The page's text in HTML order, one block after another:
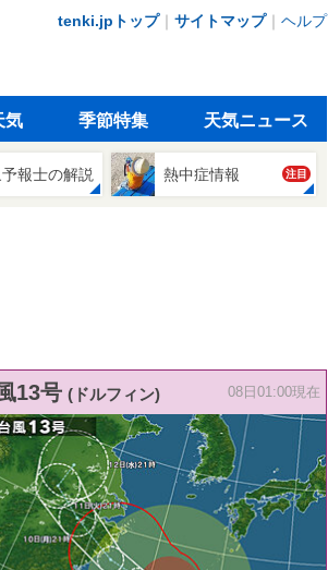
tenki.jpトップ｜ サイトマップ｜ ヘルプ
気 季節特集 天気ニュース
報士の解説 熱中症情報 注目
13号 (ドルフィン) 08日01:00現在